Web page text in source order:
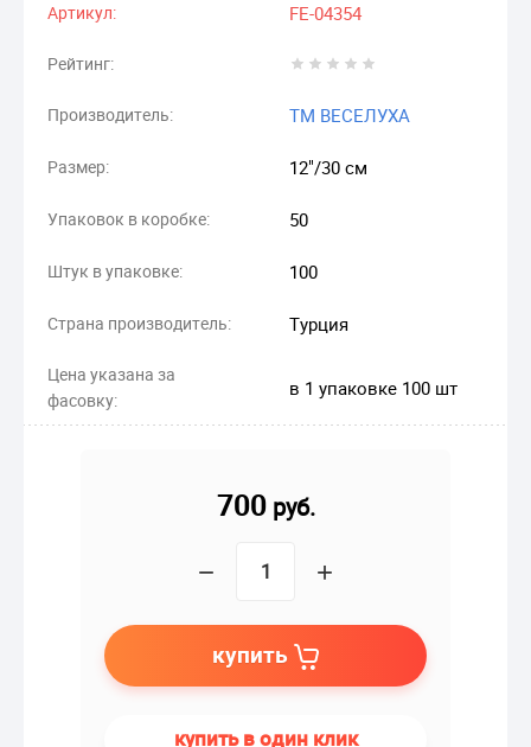
Артикул: FE-04354
Рейтинг:
Производитель: ТМ ВЕСЕЛУХА
Размер: 12"/30 см
Упаковок в коробке: 50
Штук в упаковке: 100
Страна производитель: Турция
Цена указана за
фасовку:
в 1 упаковке 100 шт
700руб.
− +
купить
купить в один клик